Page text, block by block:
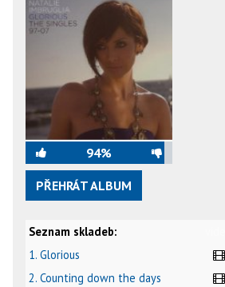
94%
PŘEHRÁT ALBUM
Seznam skladeb:
1. Glorious
2. Counting down the days